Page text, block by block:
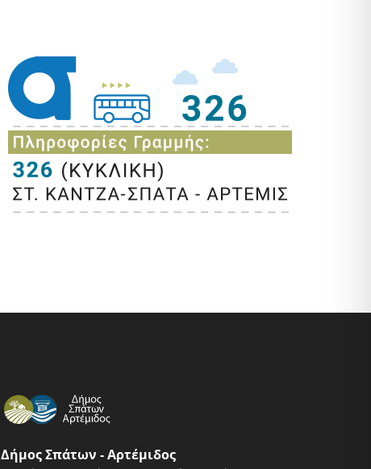
Δήμος Σπάτων - Αρτέμιδος